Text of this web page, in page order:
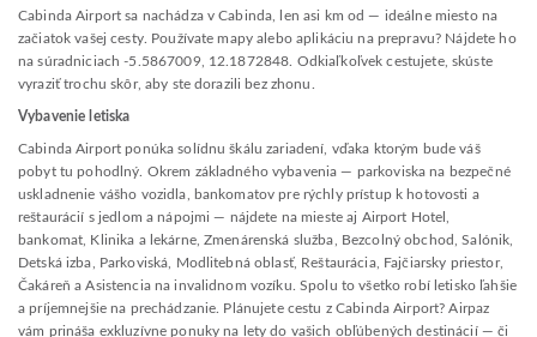
Cabinda Airport sa nachádza v Cabinda, len asi km od — ideálne miesto na
začiatok vašej cesty. Používate mapy alebo aplikáciu na prepravu? Nájdete ho
na súradniciach -5.5867009, 12.1872848. Odkiaľkoľvek cestujete, skúste
vyraziť trochu skôr, aby ste dorazili bez zhonu.
Vybavenie letiska
Cabinda Airport ponúka solídnu škálu zariadení, vďaka ktorým bude váš
pobyt tu pohodlný. Okrem základného vybavenia — parkoviska na bezpečné
uskladnenie vášho vozidla, bankomatov pre rýchly prístup k hotovosti a
reštaurácií s jedlom a nápojmi — nájdete na mieste aj Airport Hotel,
bankomat, Klinika a lekárne, Zmenárenská služba, Bezcolný obchod, Salónik,
Detská izba, Parkoviská, Modlitebná oblasť, Reštaurácia, Fajčiarsky priestor,
Čakáreň a Asistencia na invalidnom vozíku. Spolu to všetko robí letisko ľahšie
a príjemnejšie na prechádzanie. Plánujete cestu z Cabinda Airport? Airpaz
vám prináša exkluzívne ponuky na lety do vašich obľúbených destinácií — či